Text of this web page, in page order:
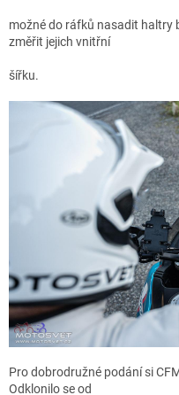
možné do ráfků nasadit haltry
změřit jejich vnitřní
šířku.
Pro dobrodružné podání si
Odklonilo se od